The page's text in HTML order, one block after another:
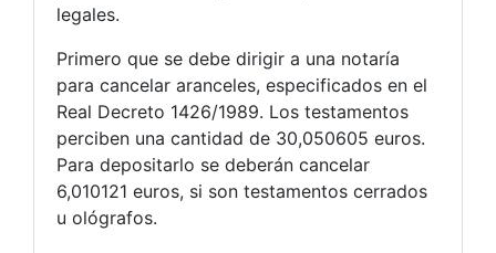
legales.
Primero que se debe dirigir a una notaría
para cancelar aranceles, especificados en el
Real Decreto 1426/1989. Los testamentos
perciben una cantidad de 30,050605 euros.
Para depositarlo se deberán cancelar
6,010121 euros, si son testamentos cerrados
u ológrafos.